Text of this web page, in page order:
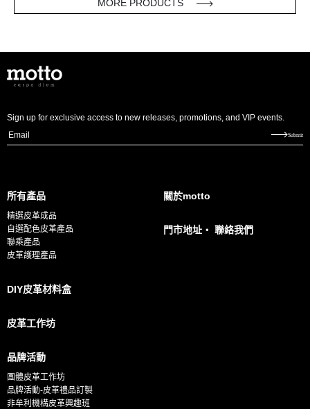
MORE PRODUCTS
Sign up for exclusive access to new releases, promotions, and VIP events.
E
l
*
Submit
所有產品
精選皮革成品
自選配色皮革產品
聯乘產品
皮革護理產品
DIY皮革材料盒
皮革工作坊
品牌活動
團體皮革工作坊
品牌活動-皮革禮品訂製
非牟利機構皮革興趣班
關於motto
門市地址・ 聯絡我們